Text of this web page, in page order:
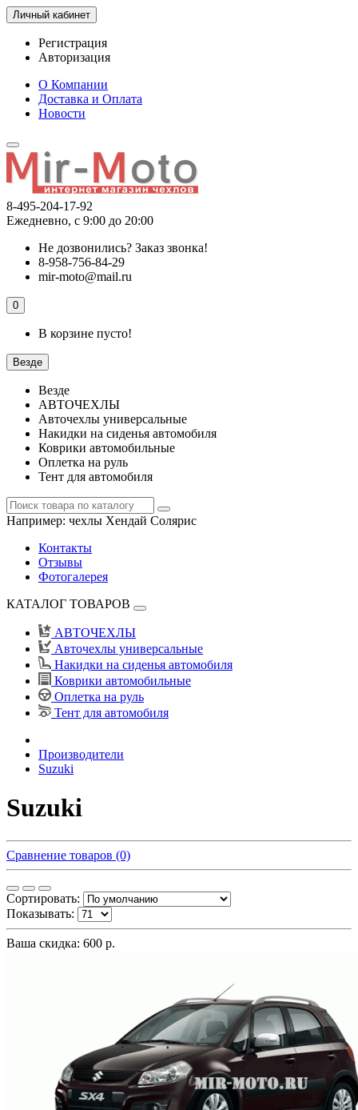
Личный кабинет
Регистрация
Авторизация
О Компании
Доставка и Оплата
Новости
8-495-204-17-92
Ежедневно, с 9:00 до 20:00
Не дозвонились? Заказ звонка!
8-958-756-84-29
mir-moto@mail.ru
0
В корзине пусто!
Везде
Везде
АВТОЧЕХЛЫ
Авточехлы универсальные
Накидки на сиденья автомобиля
Коврики автомобильные
Оплетка на руль
Тент для автомобиля
Например: чехлы Хендай Солярис
Контакты
Отзывы
Фотогалерея
КАТАЛОГ ТОВАРОВ
АВТОЧЕХЛЫ
Авточехлы универсальные
Накидки на сиденья автомобиля
Коврики автомобильные
Оплетка на руль
Тент для автомобиля
Производители
Suzuki
Suzuki
Сравнение товаров (0)
Сортировать:
Показывать:
Ваша скидка: 600 р.